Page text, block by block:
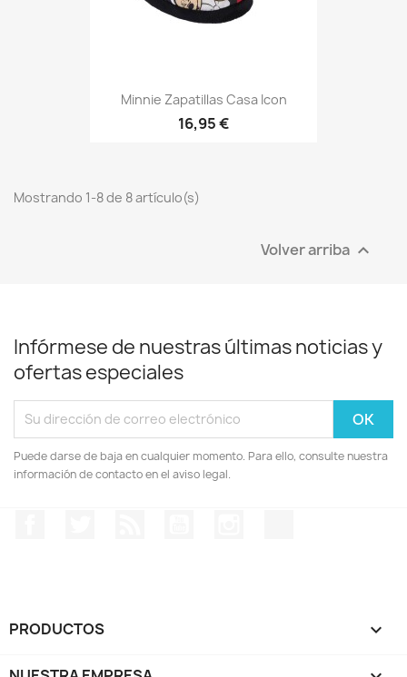
Minnie Zapatillas Casa Icon
16,95 €
Mostrando 1-8 de 8 artículo(s)
Volver arriba 
Infórmese de nuestras últimas noticias y
ofertas especiales
Puede darse de baja en cualquier momento. Para ello, consulte nuestra
información de contacto en el aviso legal.
PRODUCTOS 